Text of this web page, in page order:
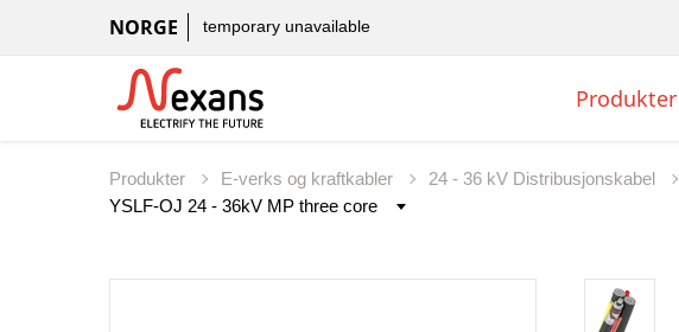
NORGE temporary unavailable
Produkter
Produkter E-verks og kraftkabler 24 - 36 kV Distribusjonskabel